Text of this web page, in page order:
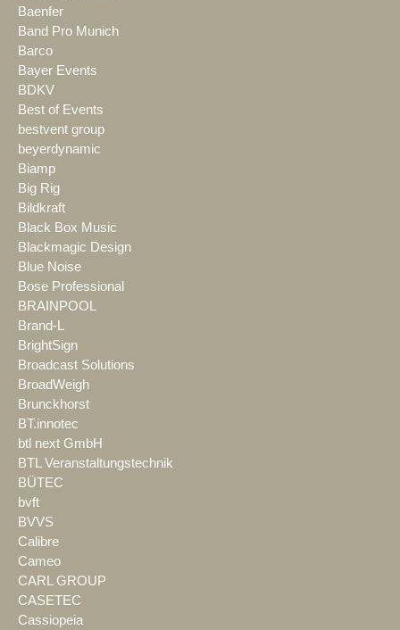
Baenfer
Band Pro Munich
Barco
Bayer Events
BDKV
Best of Events
bestvent group
beyerdynamic
Biamp
Big Rig
Bildkraft
Black Box Music
Blackmagic Design
Blue Noise
Bose Professional
BRAINPOOL
Brand-L
BrightSign
Broadcast Solutions
BroadWeigh
Brunckhorst
BT.innotec
btl next GmbH
BTL Veranstaltungstechnik
BÜTEC
bvft
BVVS
Calibre
Cameo
CARL GROUP
CASETEC
Cassiopeia